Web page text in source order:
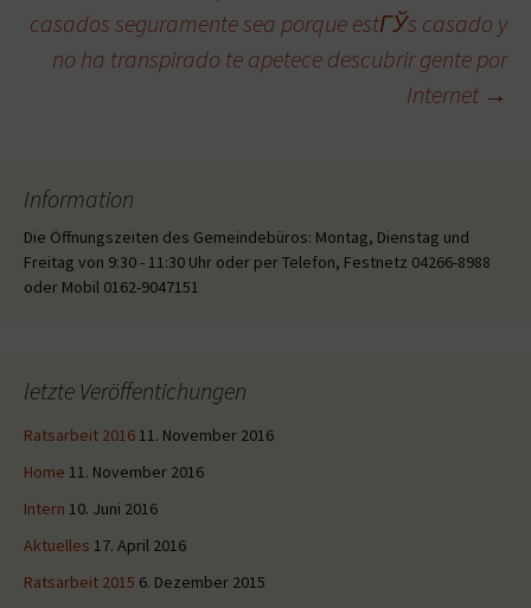
casados seguramente sea porque estГЎs casado y
no ha transpirado te apetece descubrir gente por
Internet →
Information
Die Öffnungszeiten des Gemeindebüros: Montag, Dienstag und
Freitag von 9:30 - 11:30 Uhr oder per Telefon, Festnetz 04266-8988
oder Mobil 0162-9047151
letzte Veröffentichungen
Ratsarbeit 2016 11. November 2016
Home 11. November 2016
Intern 10. Juni 2016
Aktuelles 17. April 2016
Ratsarbeit 2015 6. Dezember 2015